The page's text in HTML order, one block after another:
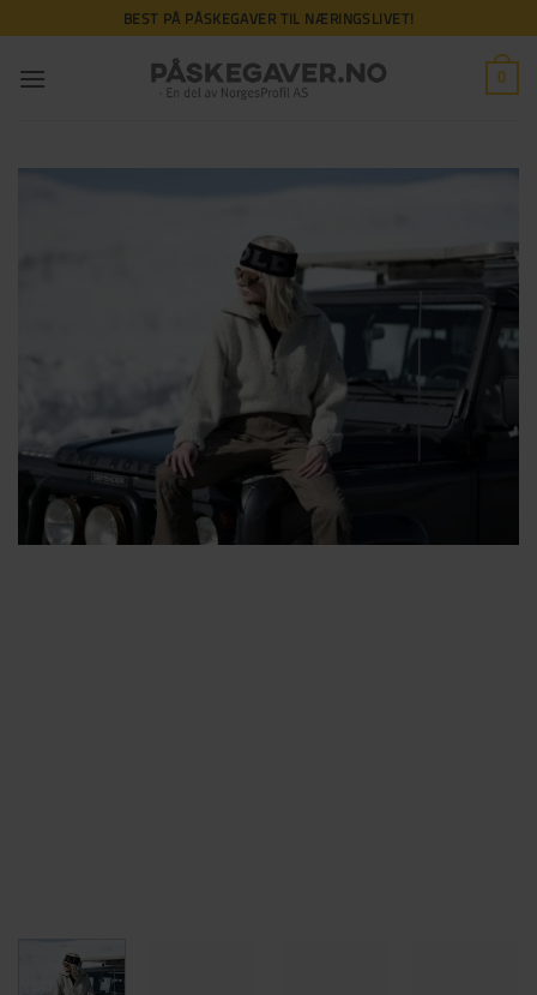
to
content
BEST PÅ PÅSKEGAVER TIL NÆRINGSLIVET!
0